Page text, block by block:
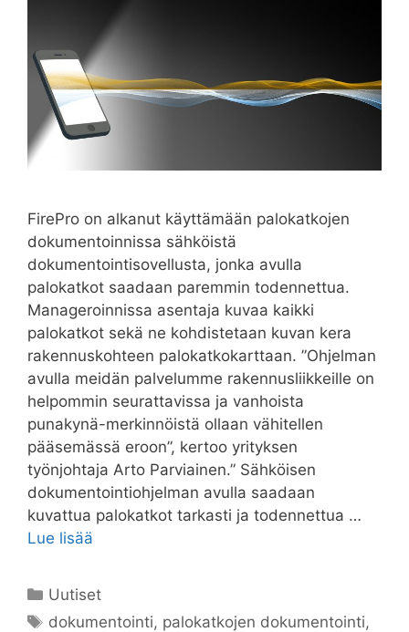
FirePro on alkanut käyttämään palokatkojen
dokumentoinnissa sähköistä
dokumentointisovellusta, jonka avulla
palokatkot saadaan paremmin todennettua.
Manageroinnissa asentaja kuvaa kaikki
palokatkot sekä ne kohdistetaan kuvan kera
rakennuskohteen palokatkokarttaan. ”Ohjelman
avulla meidän palvelumme rakennusliikkeille on
helpommin seurattavissa ja vanhoista
punakynä-merkinnöistä ollaan vähitellen
pääsemässä eroon”, kertoo yrityksen
työnjohtaja Arto Parviainen.” Sähköisen
dokumentointiohjelman avulla saadaan
kuvattua palokatkot tarkasti ja todennettua …
Lue lisää
Kategoriat
Uutiset
Avainsanat
dokumentointi, palokatkojen dokumentointi,